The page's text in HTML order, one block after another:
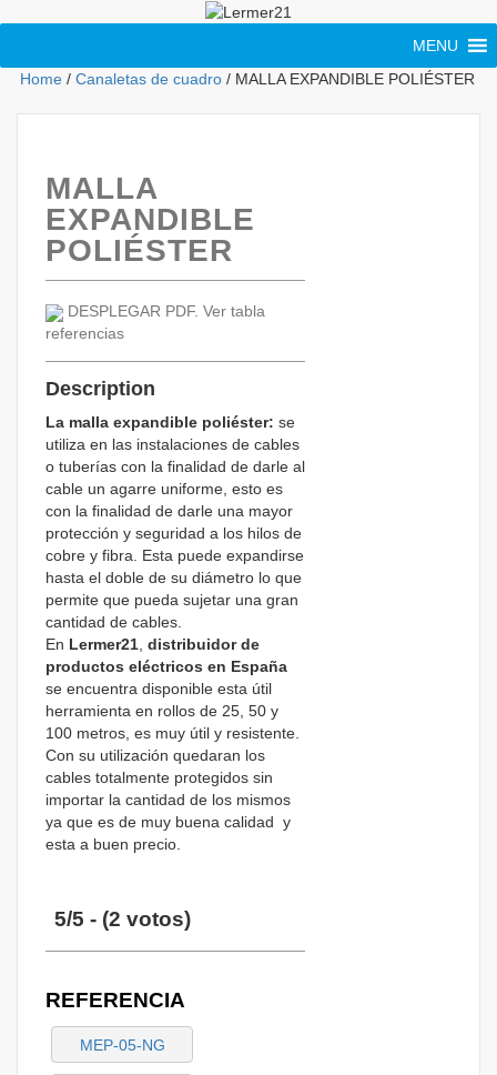
MENU
Home / Canaletas de cuadro / MALLA EXPANDIBLE POLIÉSTER
MALLA
EXPANDIBLE
POLIÉSTER
DESPLEGAR PDF. Ver tabla
referencias
Description
La malla expandible poliéster: se
utiliza en las instalaciones de cables
o tuberías con la finalidad de darle al
cable un agarre uniforme, esto es
con la finalidad de darle una mayor
protección y seguridad a los hilos de
cobre y fibra. Esta puede expandirse
hasta el doble de su diámetro lo que
permite que pueda sujetar una gran
cantidad de cables.
En Lermer21, distribuidor de
productos eléctricos en España
se encuentra disponible esta útil
herramienta en rollos de 25, 50 y
100 metros, es muy útil y resistente.
Con su utilización quedaran los
cables totalmente protegidos sin
importar la cantidad de los mismos
ya que es de muy buena calidad y
esta a buen precio.
5/5 - (2 votos)
REFERENCIA
MEP-05-NG